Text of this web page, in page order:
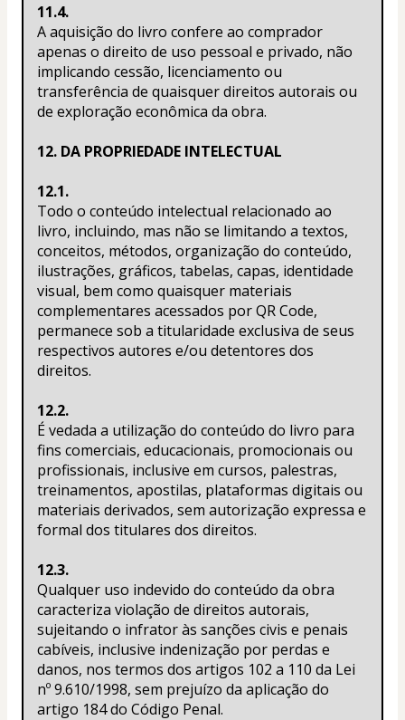
11.4.
A aquisição do livro confere ao comprador
apenas o direito de uso pessoal e privado, não
implicando cessão, licenciamento ou
transferência de quaisquer direitos autorais ou
de exploração econômica da obra.
12. DA PROPRIEDADE INTELECTUAL
12.1.
Todo o conteúdo intelectual relacionado ao
livro, incluindo, mas não se limitando a textos,
conceitos, métodos, organização do conteúdo,
ilustrações, gráficos, tabelas, capas, identidade
visual, bem como quaisquer materiais
complementares acessados por QR Code,
permanece sob a titularidade exclusiva de seus
respectivos autores e/ou detentores dos
direitos.
12.2.
É vedada a utilização do conteúdo do livro para
fins comerciais, educacionais, promocionais ou
profissionais, inclusive em cursos, palestras,
treinamentos, apostilas, plataformas digitais ou
materiais derivados, sem autorização expressa e
formal dos titulares dos direitos.
12.3.
Qualquer uso indevido do conteúdo da obra
caracteriza violação de direitos autorais,
sujeitando o infrator às sanções civis e penais
cabíveis, inclusive indenização por perdas e
danos, nos termos dos artigos 102 a 110 da Lei
nº 9.610/1998, sem prejuízo da aplicação do
artigo 184 do Código Penal.